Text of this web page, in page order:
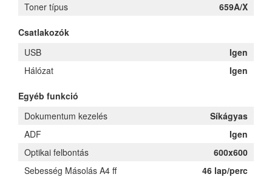
Toner típus
659A/X
Csatlakozók
USB
Igen
Hálózat
Igen
Egyéb funkció
Dokumentum kezelés
Síkágyas
ADF
Igen
Optikai felbontás
600x600
Sebesség Másolás A4 ff
46 lap/perc